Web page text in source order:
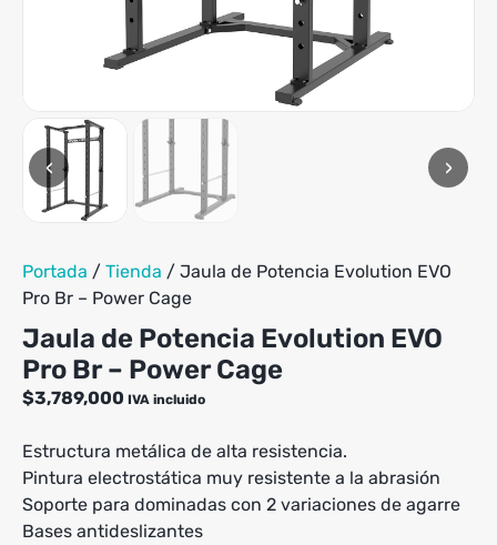
‹ ›
Portada / Tienda / Jaula de Potencia Evolution EVO
Pro Br – Power Cage
Jaula de Potencia Evolution EVO
Pro Br – Power Cage
$3,789,000 IVA incluido
Estructura metálica de alta resistencia.
Pintura electrostática muy resistente a la abrasión
Soporte para dominadas con 2 variaciones de agarre
Bases antideslizantes